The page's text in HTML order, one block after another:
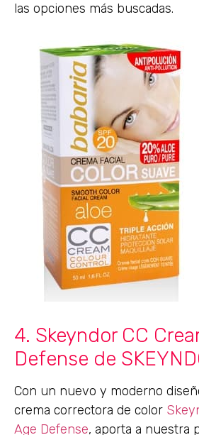
las opciones más buscadas.
4. Skeyndor CC
Defense de
Con un nuevo y moderno
crema correctora de color
Age Defense, aporta a nuestra